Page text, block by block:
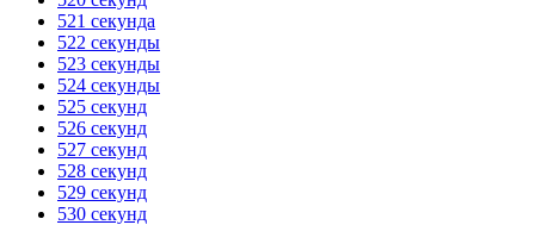
521 секунда
522 секунды
523 секунды
524 секунды
525 секунд
526 секунд
527 секунд
528 секунд
529 секунд
530 секунд